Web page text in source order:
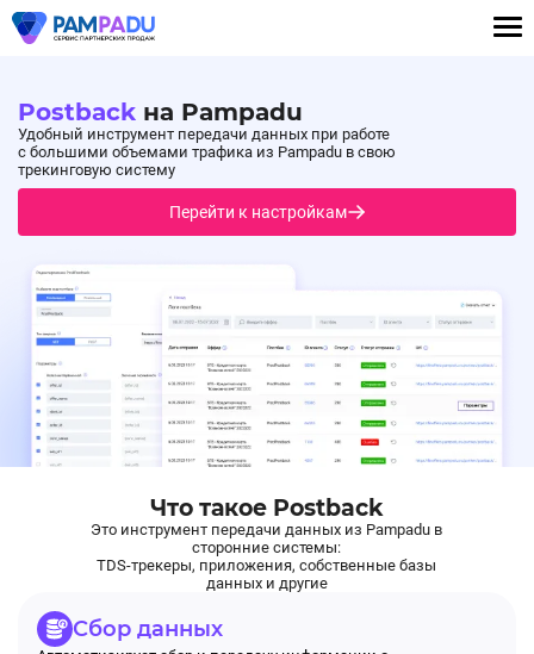
Postback на Pampadu
Удобный инструмент передачи данных при работе
с большими объемами трафика из Pampadu в свою
трекинговую систему
Перейти к настройкам
Что такое Postback
Это инструмент передачи данных из Pampadu в
сторонние системы:
TDS-трекеры, приложения, собственные базы
данных и другие
Сбор данных